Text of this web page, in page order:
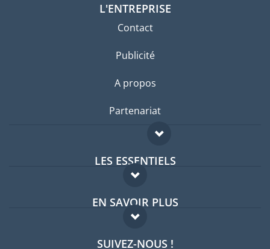
L'ENTREPRISE
Contact
Publicité
A propos
Partenariat
LES ESSENTIELS
Forum expatriés
Guides pays
EN SAVOIR PLUS
FAQ
SUIVEZ-NOUS !